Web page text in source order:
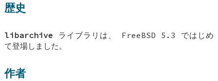
歴史
libarchive ライブラリは、 FreeBSD 5.3 ではじめ
て登場しました。
作者